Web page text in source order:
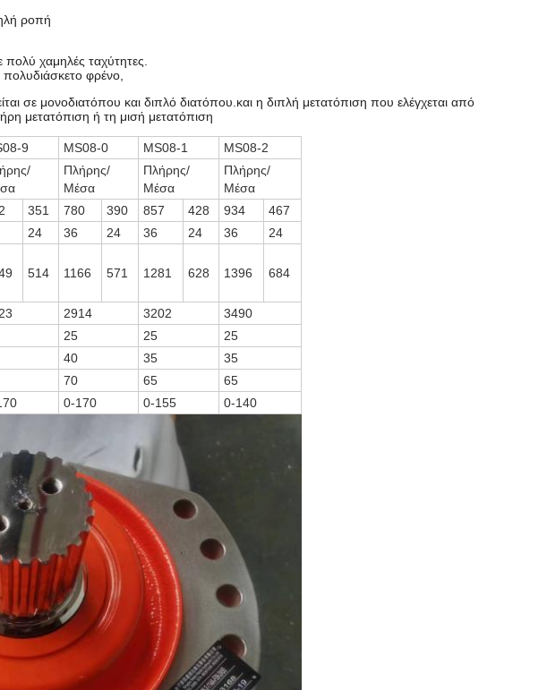
ροπή
χαμηλές ταχύτητες.
πολυδιάσκετο φρένο,
σε μονοδιατόπου και διπλό διατόπου.και η διπλή μετατόπιση που ελέγχεται από
μετατόπιση ή τη μισή μετατόπιση
9 MS08-0 MS08-1
MS08-2
Πλήρης/
Μέσα
Πλήρης/
Μέσα
Πλήρης/
Μέσα
351 780 390 857 428 934
467
24 36 24 36 24 36
24
514 1166 571 1281 628 1396 684
2914 3202
3490
25 25
25
40 35
35
70 65
65
0-170 0-155 0-140